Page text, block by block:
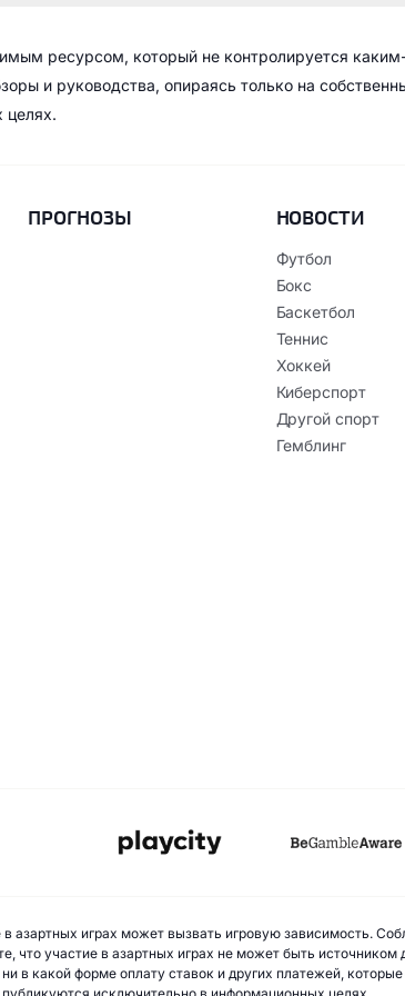
ресурсом, который не контролируется
и руководства, опираясь только на
целях.
ПРОГНОЗЫ НОВОСТИ
Футбол
Бокс
Баскетбол
Теннис
Хоккей
Киберспорт
Другой спорт
Гемблинг
азартных играх может вызвать игровую зависимость.
что участие в азартных играх не может быть
в какой форме оплату ставок и других платежей,